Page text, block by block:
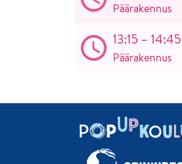
Päärakennus
13:15 – 14:45
Päärakennus